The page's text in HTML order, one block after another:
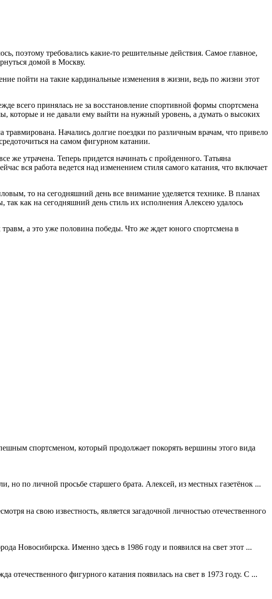
поэтому требовались какие-то решительные действия. Самое главное,
домой в Москву.
пойти на такие кардинальные изменения в жизни, ведь по жизни этот
всего принялась не за восстановление спортивной формы спортсмена
которые и не давали ему выйти на нужный уровень, а думать о высоких
травмирована. Начались долгие поездки по различным врачам, что привело
на самом фигурном катании.
утрачена. Теперь придется начинать с пройденного. Татьяна
вся работа ведется над изменением стиля самого катания, что включает
то на сегодняшний день все внимание уделяется технике. В планах
так как на сегодняшний день стиль их исполнения Алексею удалось
а это уже половина победы. Что же ждет юного спортсмена в
спортсменом, который продолжает покорять вершины этого вида
но по личной просьбе старшего брата. Алексей, из местных газетёнок ...
на свою известность, является загадочной личностью отечественного
Новосибирска. Именно здесь в 1986 году и появился на свет этот ...
фигурного катания появилась на свет в 1973 году. С ...